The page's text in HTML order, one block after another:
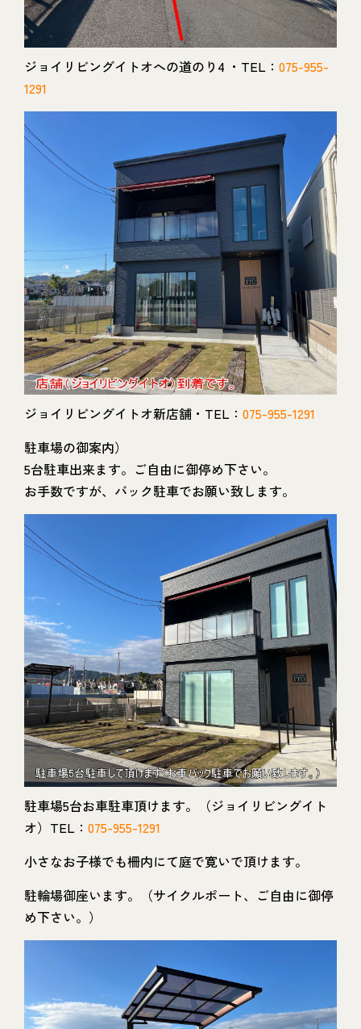
ジョイリビングイトオへの道のり4 ・TEL： 075-955-
1291
ジョイリビングイトオ新店舗・TEL： 075-955-1291
駐車場の御案内）
5台駐車出来ます。ご自由に御停め下さい。
お手数ですが、バック駐車でお願い致します。
駐車場5台お車駐車頂けます。（ジョイリビングイト
オ）TEL： 075-955-1291
小さなお子様でも柵内にて庭で寛いで頂けます。
駐輪場御座います。（サイクルポート、ご自由に御停
め下さい。）